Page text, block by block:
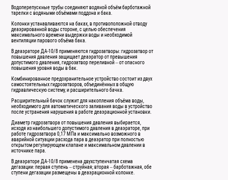
Водоперепускные трубы соединяют водяной объём барботажной
тарелки с водяными объёмами поддона и бака.
Колонки устанавливаются на баках, в противоположной отводу
деаэрированной воды стороне, с целью обеспечения
максимального времени выдержки воды и необходимой
вентиляции парового объёма бака.
В деаэраторе ДА-10/8 применяются гидрозатворы: гидрозатвор от
повышения давления защищает деаэратор от превышения
допустимого давления, гидрозатвор переливной – от опасного
повышения уровня воды в бак.
Комбинированное предохранительное устройство состоит из двух
самостоятельных гидрозатворов, объединённых в общую
гидравлическую систему, и расширительного бачка.
Расширительный бачок служит для накопления объёма воды,
необходимого для автоматического заливания воды в устройство
после устранения нарушения в работе деаэрационной установки.
Диаметр гидрозатвора от повышения давления выбирается,
исходя из наибольшего допустимого давления в деаэраторе, при
работе гидрозатвора 0,17 МПа и максимально возможного в
аварийной ситуации расхода пара в деаэратор при полностью
открытом регулирующем клапане и максимальном давлении в
источнике пара.
В деаэраторе ДА-10/8 применена двухступенчатая схема
дегазации: первая ступень – струйная; вторая – барботажная, обе
ступени дегазации размещены в деаэрационной колонке.